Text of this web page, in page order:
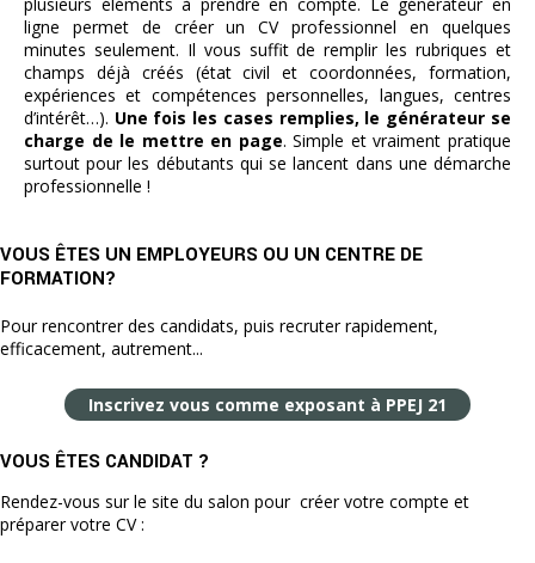
ligne permet de créer un CV professionnel en quelques
minutes seulement. Il vous suffit de remplir les rubriques et
champs déjà créés (état civil et coordonnées, formation,
expériences et compétences personnelles, langues, centres
d’intérêt…). Une fois les cases remplies, le générateur se
charge de le mettre en page. Simple et vraiment pratique
surtout pour les débutants qui se lancent dans une démarche
professionnelle !
VOUS ÊTES UN EMPLOYEURS OU UN CENTRE DE
FORMATION?
Pour rencontrer des candidats, puis recruter rapidement,
efficacement, autrement...
Inscrivez vous comme exposant à PPEJ 21
VOUS ÊTES CANDIDAT ?
Rendez-vous sur le site du salon pour créer votre compte et
préparer votre CV :